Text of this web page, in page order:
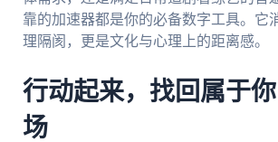
靠的加速器都是你的必备数字工具。它
理隔阂，更是文化与心理上的距离感。
行动起来，找回属于
场